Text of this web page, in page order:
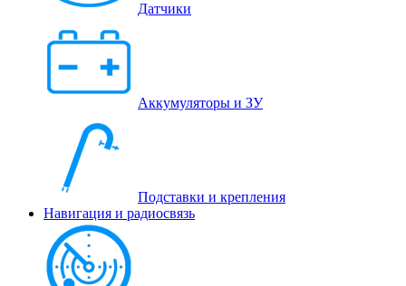
Датчики
Аккумуляторы и ЗУ
Подставки и крепления
Навигация и радиосвязь